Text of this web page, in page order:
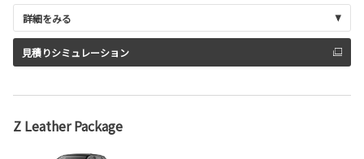
詳細をみる
見積りシミュレーション
Z Leather Package